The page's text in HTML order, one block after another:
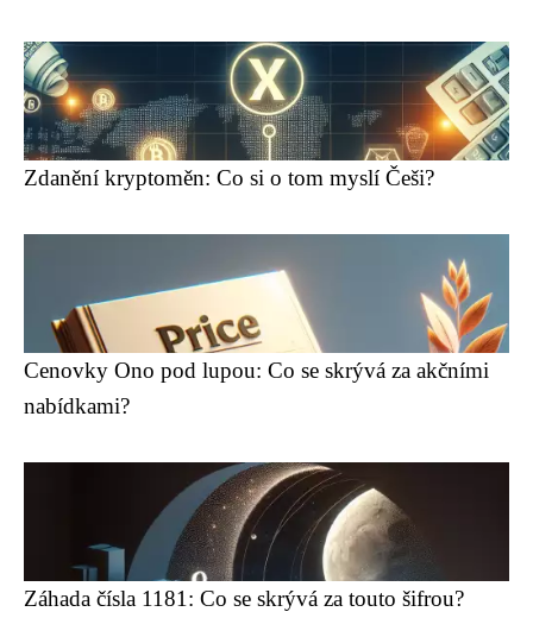
Zdanění kryptoměn: Co si o tom myslí Češi?
Cenovky Ono pod lupou: Co se skrývá za akčními
nabídkami?
Záhada čísla 1181: Co se skrývá za touto šifrou?